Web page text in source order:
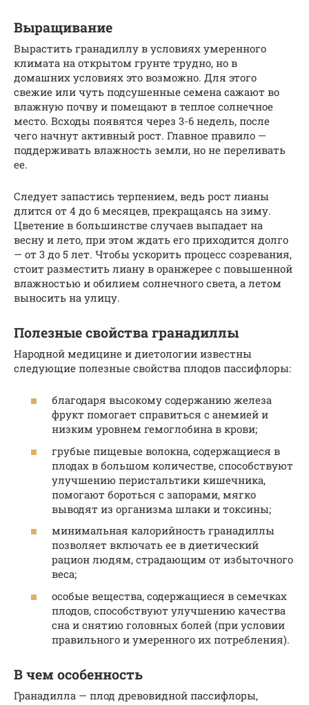
Выращивание
Вырастить гранадиллу в условиях умеренного
климата на открытом грунте трудно, но в
домашних условиях это возможно. Для этого
свежие или чуть подсушенные семена сажают во
влажную почву и помещают в теплое солнечное
место. Всходы появятся через 3-6 недель, после
чего начнут активный рост. Главное правило —
поддерживать влажность земли, но не переливать
ее.
Следует запастись терпением, ведь рост лианы
длится от 4 до 6 месяцев, прекращаясь на зиму.
Цветение в большинстве случаев выпадает на
весну и лето, при этом ждать его приходится долго
— от 3 до 5 лет. Чтобы ускорить процесс созревания,
стоит разместить лиану в оранжерее с повышенной
влажностью и обилием солнечного света, а летом
выносить на улицу.
Полезные свойства гранадиллы
Народной медицине и диетологии известны
следующие полезные свойства плодов пассифлоры:
благодаря высокому содержанию железа
фрукт помогает справиться с анемией и
низким уровнем гемоглобина в крови;
грубые пищевые волокна, содержащиеся в
плодах в большом количестве, способствуют
улучшению перистальтики кишечника,
помогают бороться с запорами, мягко
выводят из организма шлаки и токсины;
минимальная калорийность гранадиллы
позволяет включать ее в диетический
рацион людям, страдающим от избыточного
веса;
особые вещества, содержащиеся в семечках
плодов, способствуют улучшению качества
сна и снятию головных болей (при условии
правильного и умеренного их потребления).
В чем особенность
Гранадилла — плод древовидной пассифлоры,